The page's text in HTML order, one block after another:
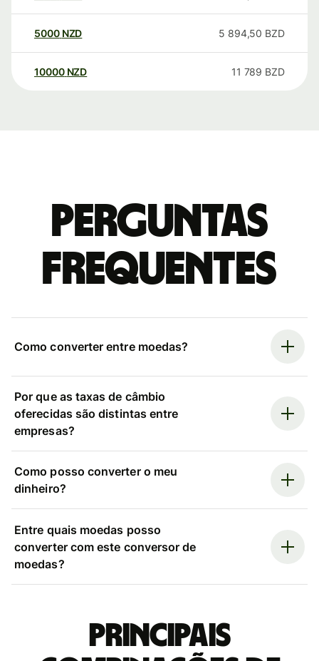
5000 NZD 5 894,50 BZD
10000 NZD 11 789 BZD
Perguntas
frequentes
Como converter entre moedas?
Por que as taxas de câmbio
oferecidas são distintas entre
empresas?
Como posso converter o meu
dinheiro?
Entre quais moedas posso
converter com este conversor de
moedas?
Principais